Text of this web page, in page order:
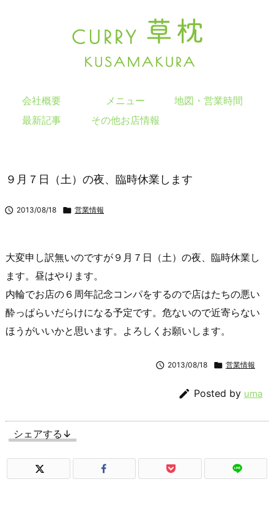
会社概要 メニュー
地図・営業時間
最新記事
その他お店情報
９月７日（土）の夜、臨時休業します
 2013/08/18  営業情報
大変申し訳無いのですが９月７日（土）の夜、臨時休業し
ます。昼はやります。
内輪でお店の６周年記念コンパをするので店はたちの悪い
酔っぱらいだらけになる予定です。危ないので近寄らない
ほうがいいかと思います。よろしくお願いします。
 2013/08/18  営業情報
 Posted by uma
シェアする↓